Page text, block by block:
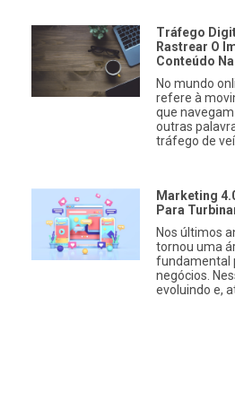
Tráfego
Rastrear O
Conteúdo
No mundo
refere à
que
outras
tráfego de
Marketing
Para
Nos últimos
tornou uma
fundamental
negócios.
evoluindo e,